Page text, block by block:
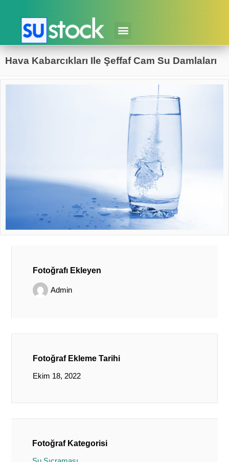
Hava Kabarcıkları Ile Şeffaf Cam Su Damlaları
Fotoğrafı Ekleyen
Admin
Fotoğraf Ekleme Tarihi
Ekim 18, 2022
Fotoğraf Kategorisi